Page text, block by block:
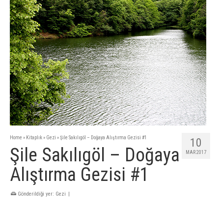
10
MAR 2017
Home » Kitaplık» Gezi »Şile Sakılıgöl – Doğaya Alıştırma Gezisi #1
Şile Sakılıgöl – Doğaya
Alıştırma Gezisi #1
Gönderildiği yer: Gezi |